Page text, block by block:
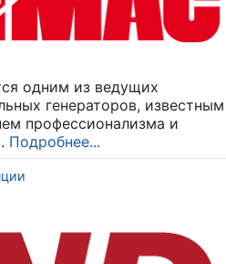
одним из ведущих
генераторов, известным
профессионализма и
Подробнее...